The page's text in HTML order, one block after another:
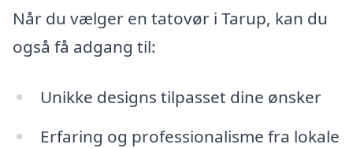
Når du vælger en tatovør i Tarup, kan du
også få adgang til:
Unikke designs tilpasset dine ønsker
Erfaring og professionalisme fra lokale